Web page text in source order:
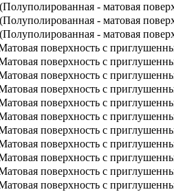
- матовая
- матовая
- матовая
поверхность с
поверхность с
поверхность с
поверхность с
поверхность с
поверхность с
поверхность с
поверхность с
поверхность с
поверхность с
поверхность с